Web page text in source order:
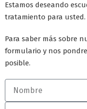
Estamos deseando
tratamiento para usted.
Para saber más sobre
formulario y nos
posible.